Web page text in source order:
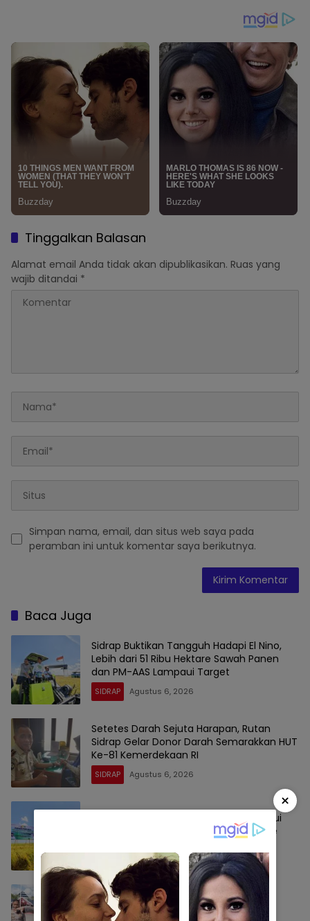
Tinggalkan Balasan
Alamat email Anda tidak akan dipublikasikan. Ruas yang
wajib ditandai *
Simpan nama, email, dan situs web saya pada
peramban ini untuk komentar saya berikutnya.
Baca Juga
Sidrap Buktikan Tangguh Hadapi El Nino,
Lebih dari 51 Ribu Hektare Sawah Panen
dan PM-AAS Lampaui Target
SIDRAP Agustus 6, 2026
Setetes Darah Sejuta Harapan, Rutan
Sidrap Gelar Donor Darah Semarakkan HUT
Ke-81 Kemerdekaan RI
SIDRAP Agustus 6, 2026
Panen Perdana PM-AAS Sidrap Lampaui
Target, Hasil Capai 11,2 Ton per Hektare
SIDRAP Agustus 6, 2026
Kapolres Sidrap AKBP Indra Waspada
Sowan ke Wakil Bupati, Perkuat Sinergi
×